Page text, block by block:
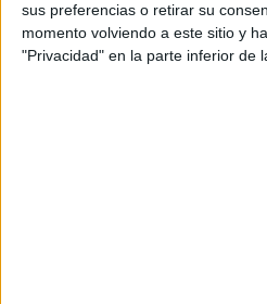
sus preferencias o retirar su
momento volviendo a este sitio y
"Privacidad" en la parte inferior de